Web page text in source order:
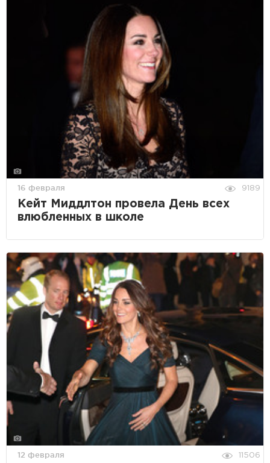
16 февраля 9189
Кейт Миддлтон провела День всех
влюбленных в школе
12 февраля 11506